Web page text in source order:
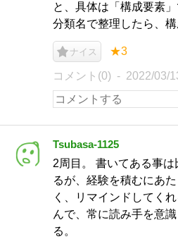
と、具体は「構成要素
分類名で整理したら、構
ナイス ★3
コメント(0) 2022/03/
Tsubasa-1125
2周目。 書いてある事
るが、経験を積むにあ
く、リマインドしてく
んで、常に読み手を意
る。